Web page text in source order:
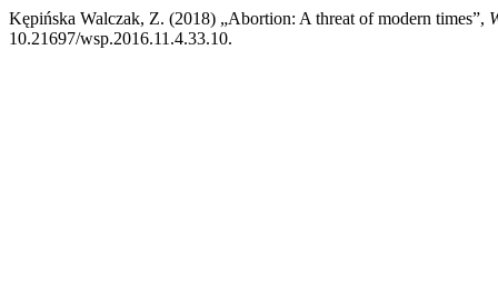
Kępińska Walczak, Z. (2018) „Abortion: A threat of modern times”,
10.21697/wsp.2016.11.4.33.10.